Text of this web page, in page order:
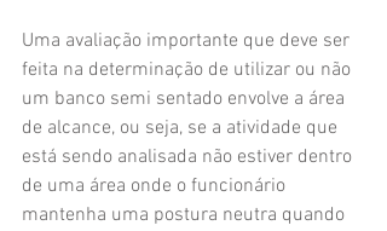
Uma avaliação importante que deve ser
feita na determinação de utilizar ou não
um banco semi sentado envolve a área
de alcance, ou seja, se a atividade que
está sendo analisada não estiver dentro
de uma área onde o funcionário
mantenha uma postura neutra quando